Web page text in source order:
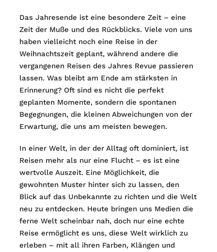
Das Jahresende ist eine besondere Zeit – eine
Zeit der Muße und des Rückblicks. Viele von uns
haben vielleicht noch eine Reise in der
Weihnachtszeit geplant, während andere die
vergangenen Reisen des Jahres Revue passieren
lassen. Was bleibt am Ende am stärksten in
Erinnerung? Oft sind es nicht die perfekt
geplanten Momente, sondern die spontanen
Begegnungen, die kleinen Abweichungen von der
Erwartung, die uns am meisten bewegen.
In einer Welt, in der der Alltag oft dominiert, ist
Reisen mehr als nur eine Flucht – es ist eine
wertvolle Auszeit. Eine Möglichkeit, die
gewohnten Muster hinter sich zu lassen, den
Blick auf das Unbekannte zu richten und die Welt
neu zu entdecken. Heute bringen uns Medien die
ferne Welt scheinbar nah, doch nur eine echte
Reise ermöglicht es uns, diese Welt wirklich zu
erleben – mit all ihren Farben, Klängen und